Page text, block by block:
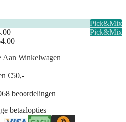
Pick&Mix
Pick&Mix
Aan Winkelwagen
€50,-
beoordelingen
betaalopties